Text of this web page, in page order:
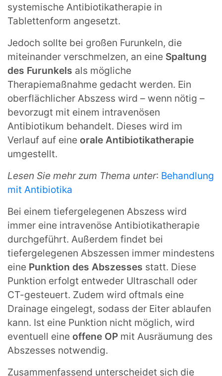
systemische Antibiotikatherapie in
Tablettenform angesetzt.
Jedoch sollte bei großen Furunkeln, die
miteinander verschmelzen, an eine Spaltung
des Furunkels als mögliche
Therapiemaßnahme gedacht werden. Ein
oberflächlicher Abszess wird – wenn nötig –
bevorzugt mit einem intravenösen
Antibiotikum behandelt. Dieses wird im
Verlauf auf eine orale Antibiotikatherapie
umgestellt.
Lesen Sie mehr zum Thema unter: Behandlung
mit Antibiotika
Bei einem tiefergelegenen Abszess wird
immer eine intravenöse Antibiotikatherapie
durchgeführt. Außerdem findet bei
tiefergelegenen Abszessen immer mindestens
eine Punktion des Abszesses statt. Diese
Punktion erfolgt entweder Ultraschall oder
CT-gesteuert. Zudem wird oftmals eine
Drainage eingelegt, sodass der Eiter ablaufen
kann. Ist eine Punktion nicht möglich, wird
eventuell eine offene OP mit Ausräumung des
Abszesses notwendig.
Zusammenfassend unterscheidet sich die